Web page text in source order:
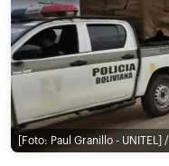
[Foto: Paul Granillo - UNITEL] /